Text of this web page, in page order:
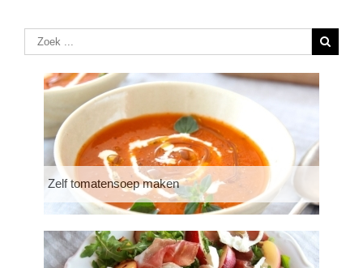
Zelf tomatensoep maken